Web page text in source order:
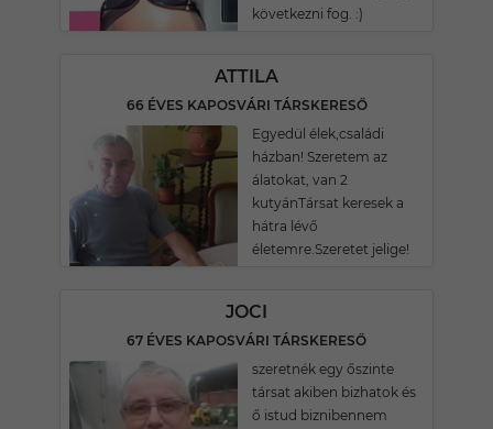
következni fog. :)
ATTILA
66 ÉVES KAPOSVÁRI TÁRSKERESŐ
Egyedül élek,családi
házban! Szeretem az
álatokat, van 2
kutyánTársat keresek a
hátra lévő
életemre.Szeretet jelige!
JOCI
67 ÉVES KAPOSVÁRI TÁRSKERESŐ
szeretnék egy őszinte
társat akiben bizhatok és
ő istud biznibennem